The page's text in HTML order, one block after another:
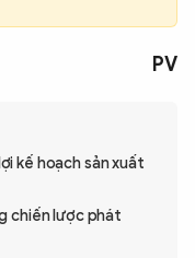
PV
kế hoạch sản xuất
chiến lược phát